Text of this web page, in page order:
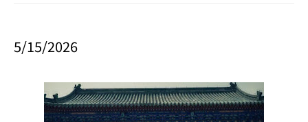
5/15/2026